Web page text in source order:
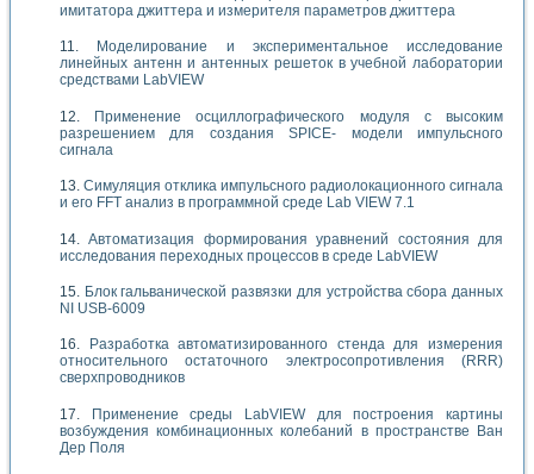
имитатора джиттера и измерителя параметров джиттера
Моделирование и экспериментальное исследование
линейных антенн и антенных решеток в учебной лаборатории
средствами LabVIEW
Применение осциллографического модуля с высоким
разрешением для создания SPICE- модели импульсного
сигнала
Симуляция отклика импульсного радиолокационного сигнала
и его FFT анализ в программной среде Lab VIEW 7.1
Автоматизация формирования уравнений состояния для
исследования переходных процессов в среде LabVIEW
Блок гальванической развязки для устройства сбора данных
NI USB-6009
Разработка автоматизированного стенда для измерения
относительного остаточного электросопротивления (RRR)
сверхпроводников
Применение среды LabVIEW для построения картины
возбуждения комбинационных колебаний в пространстве Ван
Дер Поля